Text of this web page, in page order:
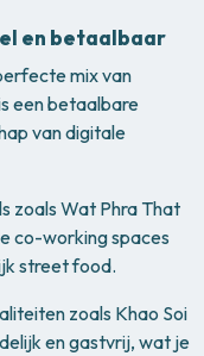
en betaalbaar
mix van
een betaalbare
van digitale
zoals Wat Phra That
co-working spaces
street food.
zoals Khao Soi
en gastvrij, wat je